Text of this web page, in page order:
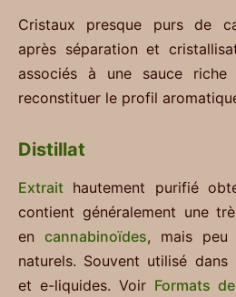
Cristaux presque purs de
après séparation et
associés à une sauce
reconstituer le profil
Distillat
Extrait hautement purifié
contient généralement une
en cannabinoïdes, mais
naturels. Souvent utilisé dans
et e-liquides. Voir Formats